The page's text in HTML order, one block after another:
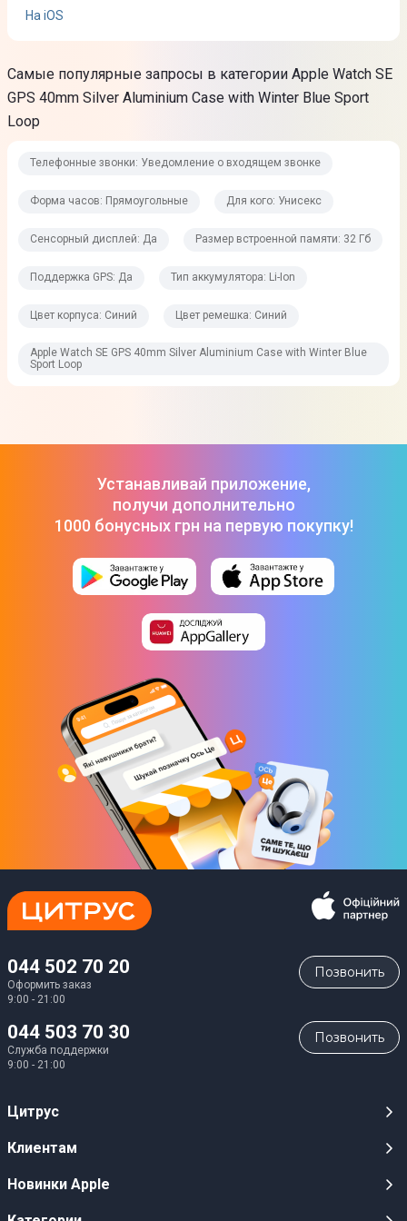
1,57"
Разрешение дисплея
Особенности дисплея
Плотность пикселей: 326 ppi
Технические характеристики
Процессор
Акселерометр
Интерфейсы и подключение
Bluetooth
Поддержка GPS
Автономность
Тип аккумулятора
Li-Ion
Зарядка
Зарядка: До 2 часов
Время работы
До 18 часов
На iOS
Самые популярные запросы в категории Apple Watch SE
GPS 40mm Silver Aluminium Case with Winter Blue Sport
Loop
Телефонные звонки: Уведомление о входящем звонке
Форма часов: Прямоугольные Для кого: Унисекс
Сенсорный дисплей: Да Размер встроенной памяти: 32 Гб
Поддержка GPS: Да Тип аккумулятора: Li-Ion
Цвет корпуса: Синий Цвет ремешка: Синий
Apple Watch SE GPS 40mm Silver Aluminium Case with Winter Blue
Sport Loop
Устанавливай приложение,
получи дополнительно
1000 бонусных грн на первую покупку!
044 502 70 20
Оформить заказ
9:00 - 21:00
Позвонить
044 503 70 30
Служба поддержки
9:00 - 21:00
Позвонить
Цитрус
Карьера
Клиентам
Публичные оферты
Новинки Apple
iPhone 17